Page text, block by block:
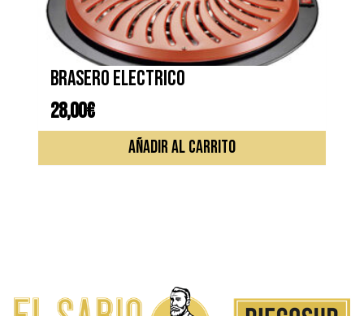
Brasero electrico
28,00€
AÑADIR AL CARRITO